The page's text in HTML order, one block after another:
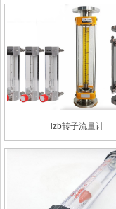
lzb转子流量计